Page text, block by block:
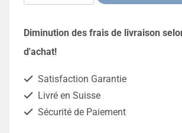
de
Veste
de
Isoprim
Diminution des frais de livraison
d'achat!
Satisfaction Garantie
Livré en Suisse
Sécurité de Paiement